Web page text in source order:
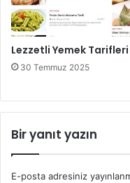
Lezzetli Yemek Tarifleri
30 Temmuz 2025
Bir yanıt yazın
E-posta adresiniz